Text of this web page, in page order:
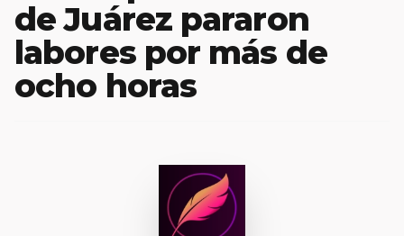
de Juárez pararon
labores por más de
ocho horas